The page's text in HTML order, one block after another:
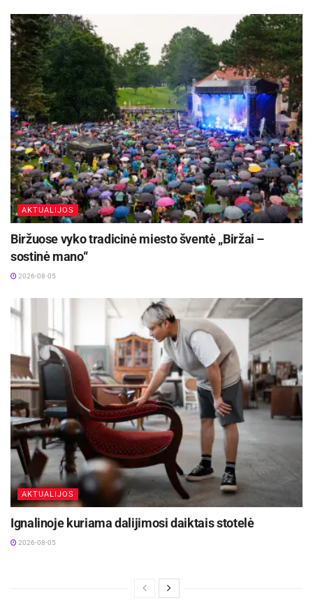
AKTUALIJOS
Biržuose vyko tradicinė miesto šventė „Biržai –
sostinė mano“
2026-08-05
AKTUALIJOS
Ignalinoje kuriama dalijimosi daiktais stotelė
2026-08-05